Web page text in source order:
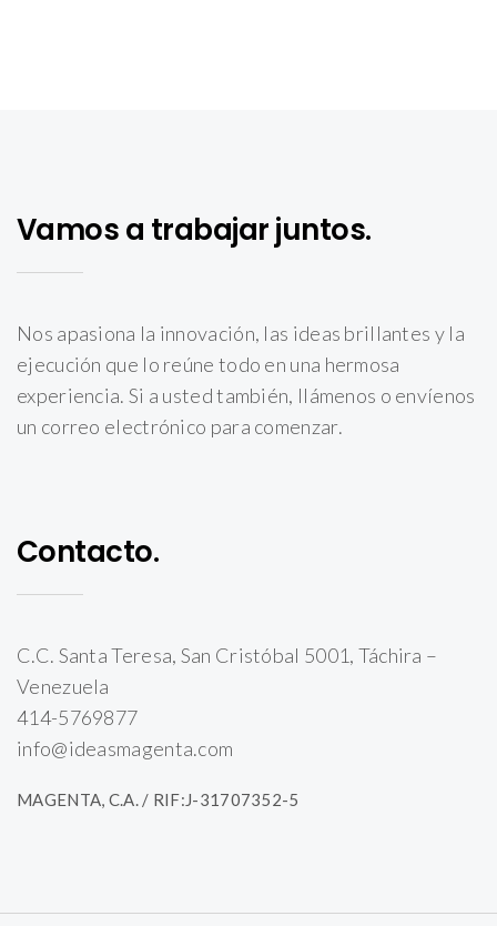
Vamos a trabajar juntos.
Nos apasiona la innovación, las ideas brillantes y la
ejecución que lo reúne todo en una hermosa
experiencia. Si a usted también, llámenos o envíenos
un correo electrónico para comenzar.
Contacto.
C.C. Santa Teresa, San Cristóbal 5001, Táchira –
Venezuela
414-5769877
info@ideasmagenta.com
MAGENTA, C.A. / RIF:J-31707352-5